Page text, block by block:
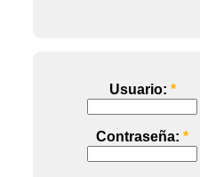
Usuario: *
Contraseña: *